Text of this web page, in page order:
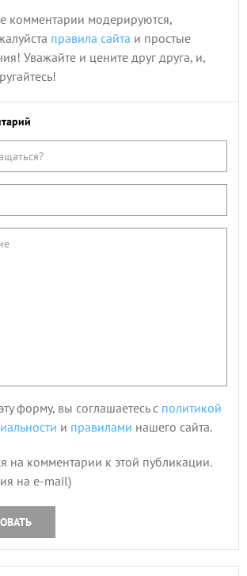
комментарии модерируются,
правила сайта и простые
Уважайте и цените друг друга, и,
форму, вы соглашаетесь с политикой
и правилами нашего сайта.
на комментарии к этой публикации.
на e-mail)